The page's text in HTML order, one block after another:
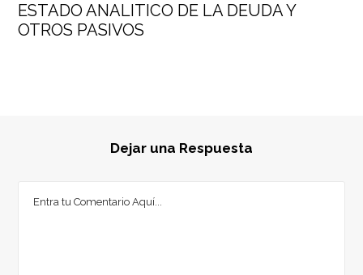
ESTADO ANALITICO DE LA DEUDA Y
OTROS PASIVOS
Dejar una Respuesta